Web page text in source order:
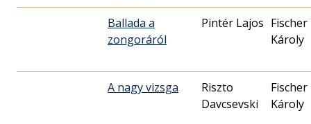
Ballada a
zongoráról
Pintér Lajos Fischer
Károly
A nagy vizsga
Riszto
Davcsevski
Fischer
Károly